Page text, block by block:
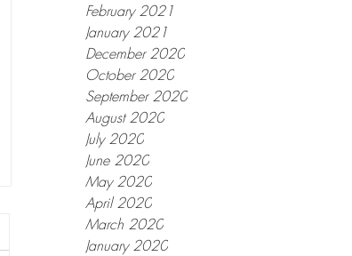
February 2021
January 2021
December 2020
October 2020
September 2020
August 2020
July 2020
June 2020
May 2020
April 2020
March 2020
January 2020